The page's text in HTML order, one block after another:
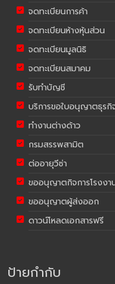
จดทะเบียนการค้า
จดทะเบียนห้างหุ้นส่วน
จดทะเบียนมูลนิธิ
จดทะเบียนสมาคม
รับทำบัญชี
บริการขอใบอนุญาตธุรกิ
ทำงานต่างด้าว
กรมสรรพสามิต
ต่ออายุวีซ่า
ขออนุญาตกิจการโรงงา
ขออนุญาตผู้ส่งออก
ดาวน์โหลดเอกสารฟรี
ป้ายกำกับ